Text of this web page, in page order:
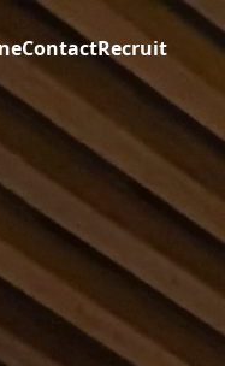
ContactRecruit